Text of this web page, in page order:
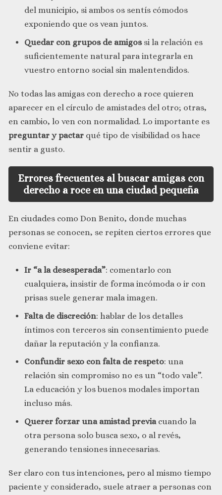
del municipio, si ambos os sentís cómodos
exponiendo que os vean juntos.
Quedar con grupos de amigossi la relación es
suficientemente natural para integrarla en
vuestro entorno social sin malentendidos.
No todas las amigas con derecho a roce quieren
aparecer en el círculo de amistades del otro; otras,
en cambio, lo ven con normalidad. Lo importante es
preguntar y pactar qué tipo de visibilidad os hace
sentir a gusto.
Errores frecuentes al buscar amigas con
derecho a roce en una ciudad pequeña
En ciudades como Don Benito, donde muchas
personas se conocen, se repiten ciertos errores que
conviene evitar:
Ir “a la desesperada”: comentarlo con
cualquiera, insistir de forma incómoda o ir con
prisas suele generar mala imagen.
Falta de discreción: hablar de los detalles
íntimos con terceros sin consentimiento puede
dañar la reputación y la confianza.
Confundir sexo con falta de respeto: una
relación sin compromiso no es un “todo vale”.
La educación y los buenos modales importan
incluso más.
Querer forzar una amistad previacuando la
otra persona solo busca sexo, o al revés,
generando tensiones innecesarias.
Ser claro con tus intenciones, pero al mismo tiempo
paciente y considerado, suele atraer a personas con